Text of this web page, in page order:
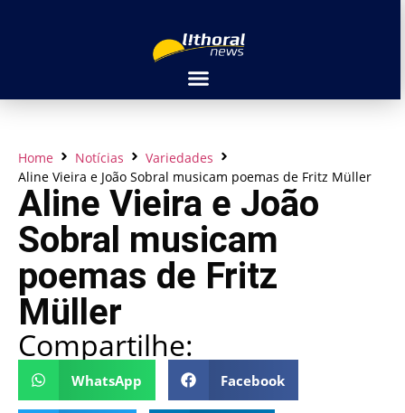
Home Notícias
Variedades
Aline Vieira e João Sobral musicam poemas de Fritz Müller
Aline Vieira e João
Sobral musicam
poemas de Fritz
Müller
Compartilhe:
WhatsApp Facebook